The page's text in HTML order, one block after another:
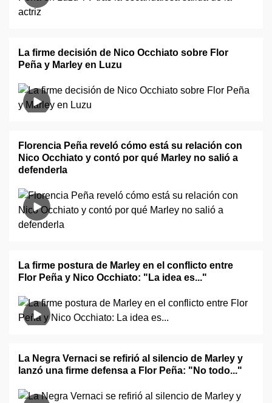
La firme decisión de Nico Occhiato sobre Flor
Peña y Marley en Luzu
Florencia Peña reveló cómo está su relación con
Nico Occhiato y contó por qué Marley no salió a
defenderla
La firme postura de Marley en el conflicto entre
Flor Peña y Nico Occhiato: "La idea es..."
La Negra Vernaci se refirió al silencio de Marley y
lanzó una firme defensa a Flor Peña: "No todo..."